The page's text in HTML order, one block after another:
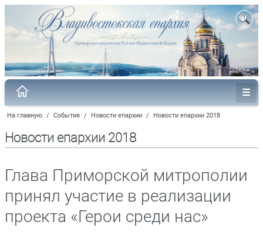
На главную / События / Новости епархии / Новости епархии 2018
Новости епархии 2018
Глава Приморской митрополии
принял участие в реализации
проекта «Герои среди нас»